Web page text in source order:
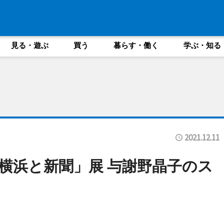
見る・遊ぶ 買う 暮らす・働く 学ぶ・知る
2021.12.11
浜と新聞」展 与謝野晶子のス